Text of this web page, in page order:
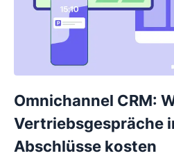
Omnichannel CRM:
Vertriebsgespräche
Abschlüsse kosten